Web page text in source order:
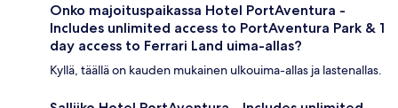
Onko majoituspaikassa Hotel PortAventura -
Includes unlimited access to PortAventura Park & 1
day access to Ferrari Land uima-allas?
Kyllä, täällä on kauden mukainen ulkouima-allas ja lastenallas.